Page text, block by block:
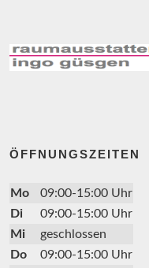
ÖFFNUNGSZEITEN
Mo
09:00-15:00 Uhr
Di
09:00-15:00 Uhr
Mi
geschlossen
Do
09:00-15:00 Uhr